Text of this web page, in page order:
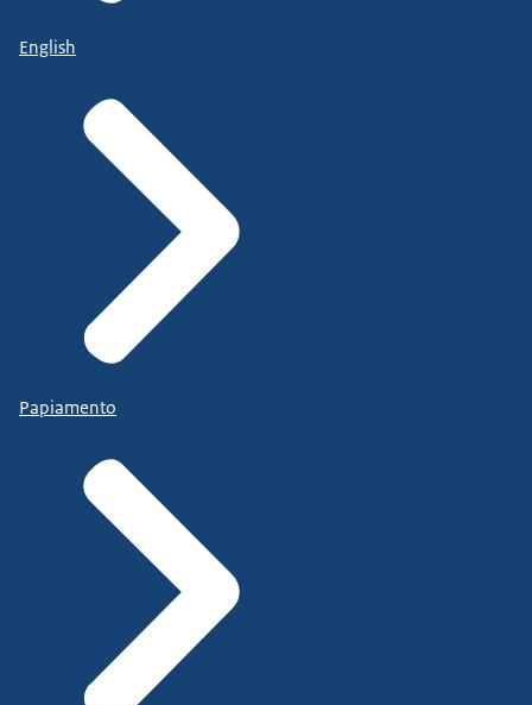
English
Papiamento